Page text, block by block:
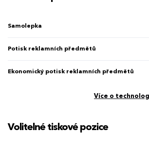
Samolepka
Potisk reklamních předmětů
Ekonomický potisk reklamních předmětů
Více o
Volitelné tiskové pozice